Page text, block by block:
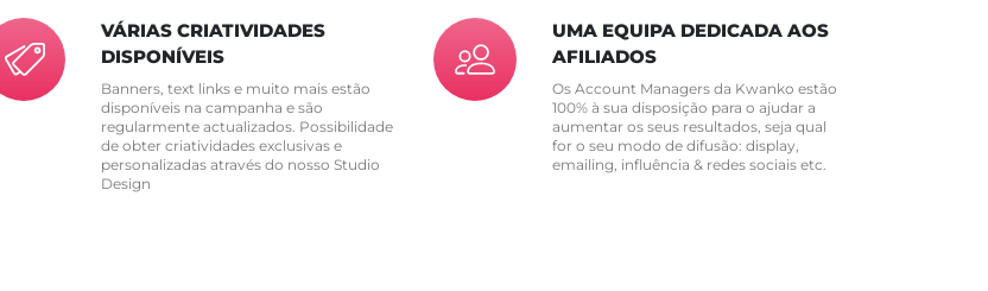
VÁRIAS CRIATIVIDADES
DISPONÍVEIS
Banners, text links e muito mais estão
disponíveis na campanha e são
regularmente actualizados. Possibilidade
de obter criatividades exclusivas e
personalizadas através do nosso Studio
Design
UMA EQUIPA DEDICADA AOS
AFILIADOS
Os Account Managers da Kwanko estão
100% à sua disposição para o ajudar a
aumentar os seus resultados, seja qual
for o seu modo de difusão: display,
emailing, influência & redes sociais etc.